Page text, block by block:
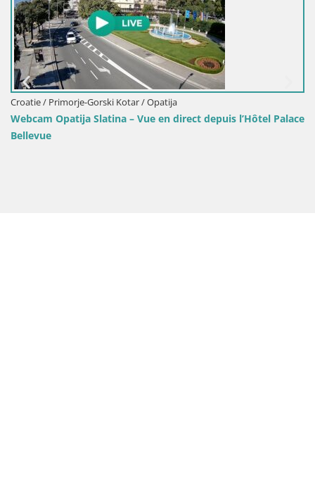
l’Hôtel Palace
Croatie / Primorje-Gorski Kotar / Opatija
Webcam Lungomare Opatija – Vue en